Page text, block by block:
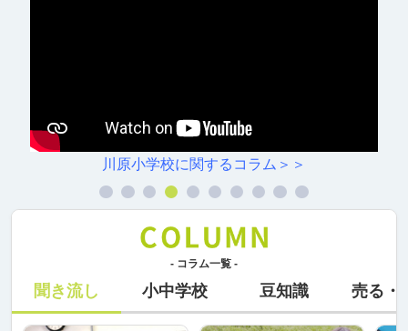
川原小学校に関するコラム＞＞
- コラム一覧 -
聞き流し 小中学校 豆知識 売る・